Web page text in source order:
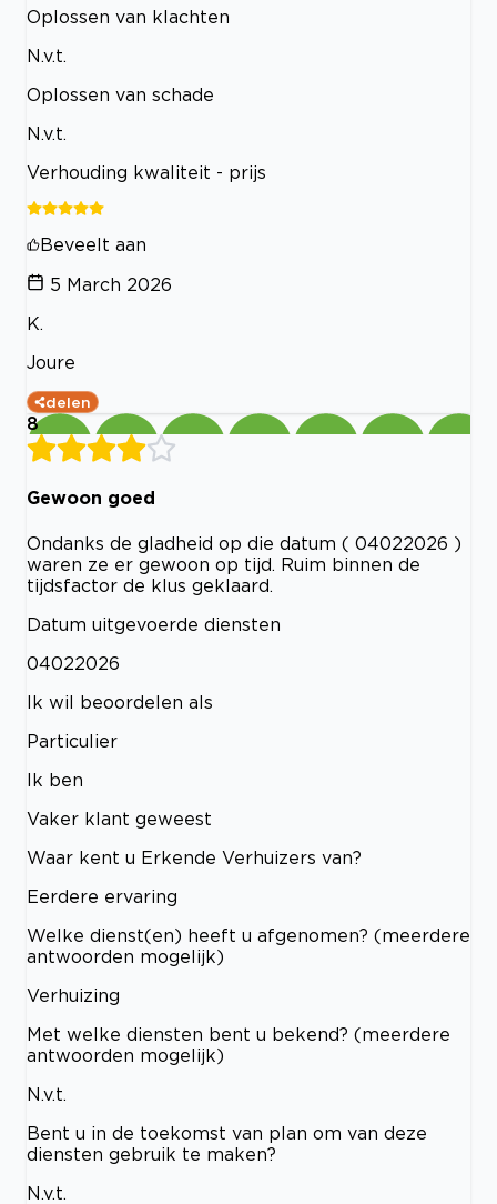
Oplossen van klachten
N.v.t.
Oplossen van schade
N.v.t.
Verhouding kwaliteit - prijs
Beveelt aan
5 March 2026
K.
Joure
delen
8
Gewoon goed
Ondanks de gladheid op die datum ( 04022026 )
waren ze er gewoon op tijd. Ruim binnen de
tijdsfactor de klus geklaard.
Datum uitgevoerde diensten
04022026
Ik wil beoordelen als
Particulier
Ik ben
Vaker klant geweest
Waar kent u Erkende Verhuizers van?
Eerdere ervaring
Welke dienst(en) heeft u afgenomen? (meerdere
antwoorden mogelijk)
Verhuizing
Met welke diensten bent u bekend? (meerdere
antwoorden mogelijk)
N.v.t.
Bent u in de toekomst van plan om van deze
diensten gebruik te maken?
N.v.t.